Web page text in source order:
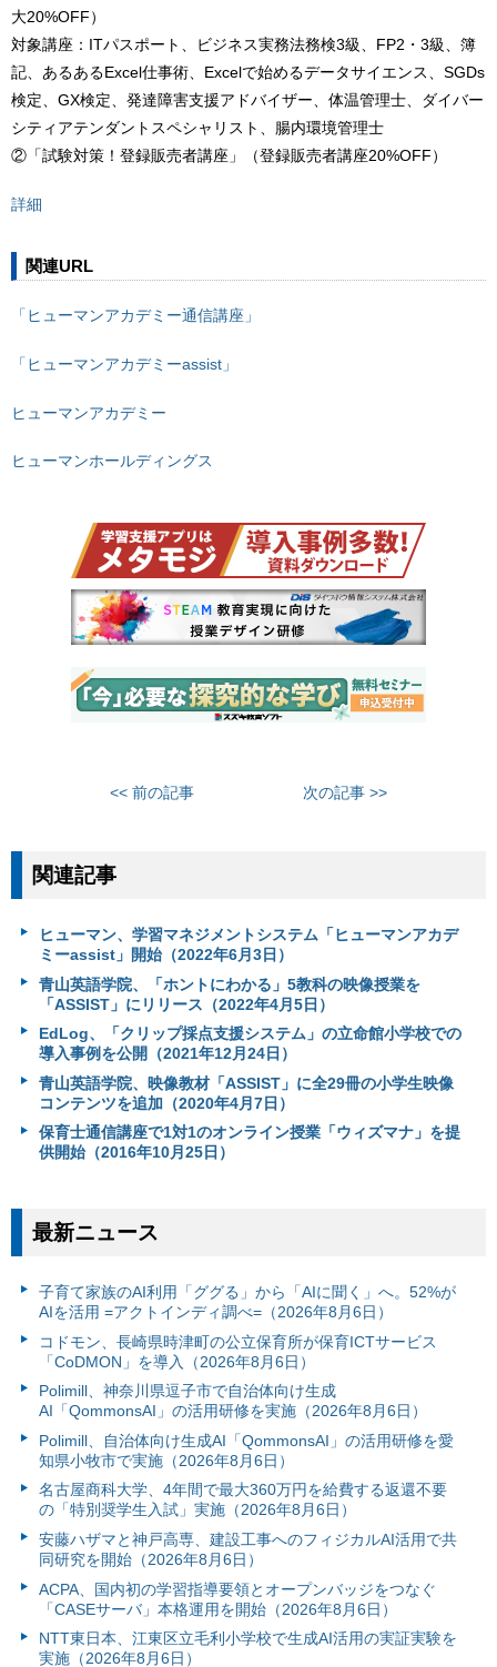
大20%OFF）
対象講座：ITパスポート、ビジネス実務法務検3級、FP2・3級、簿
記、あるあるExcel仕事術、Excelで始めるデータサイエンス、SGDs
検定、GX検定、発達障害支援アドバイザー、体温管理士、ダイバー
シティアテンダントスペシャリスト、腸内環境管理士
②「試験対策！登録販売者講座」（登録販売者講座20%OFF）
詳細
関連URL
「ヒューマンアカデミー通信講座」
「ヒューマンアカデミーassist」
ヒューマンアカデミー
ヒューマンホールディングス
<< 前の記事 次の記事 >>
関連記事
ヒューマン、学習マネジメントシステム「ヒューマンアカデ
ミーassist」開始（2022年6月3日）
青山英語学院、「ホントにわかる」5教科の映像授業を
「ASSIST」にリリース（2022年4月5日）
EdLog、「クリップ採点支援システム」の立命館小学校での
導入事例を公開（2021年12月24日）
青山英語学院、映像教材「ASSIST」に全29冊の小学生映像
コンテンツを追加（2020年4月7日）
保育士通信講座で1対1のオンライン授業「ウィズマナ」を提
供開始（2016年10月25日）
最新ニュース
子育て家族のAI利用「ググる」から「AIに聞く」へ。52%が
AIを活用 =アクトインディ調べ=（2026年8月6日）
コドモン、長崎県時津町の公立保育所が保育ICTサービス
「CoDMON」を導入（2026年8月6日）
Polimill、神奈川県逗子市で自治体向け生成
AI「QommonsAI」の活用研修を実施（2026年8月6日）
Polimill、自治体向け生成AI「QommonsAI」の活用研修を愛
知県小牧市で実施（2026年8月6日）
名古屋商科大学、4年間で最大360万円を給費する返還不要
の「特別奨学生入試」実施（2026年8月6日）
安藤ハザマと神戸高専、建設工事へのフィジカルAI活用で共
同研究を開始（2026年8月6日）
ACPA、国内初の学習指導要領とオープンバッジをつなぐ
「CASEサーバ」本格運用を開始（2026年8月6日）
NTT東日本、江東区立毛利小学校で生成AI活用の実証実験を
実施（2026年8月6日）